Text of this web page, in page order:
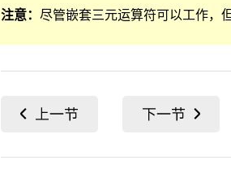
注意： 尽管嵌套三元运算符可以工作，